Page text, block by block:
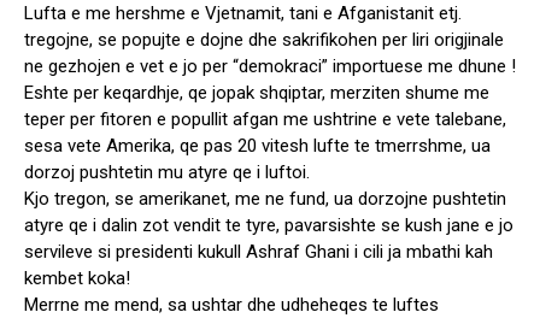
Lufta e me hershme e Vjetnamit, tani e Afganistanit etj.
tregojne, se popujte e dojne dhe sakrifikohen per liri origjinale
ne gezhojen e vet e jo per “demokraci” importuese me dhune !
Eshte per keqardhje, qe jopak shqiptar, merziten shume me
teper per fitoren e popullit afgan me ushtrine e vete talebane,
sesa vete Amerika, qe pas 20 vitesh lufte te tmerrshme, ua
dorzoj pushtetin mu atyre qe i luftoi.
Kjo tregon, se amerikanet, me ne fund, ua dorzojne pushtetin
atyre qe i dalin zot vendit te tyre, pavarsishte se kush jane e jo
servileve si presidenti kukull Ashraf Ghani i cili ja mbathi kah
kembet koka!
Merrne me mend, sa ushtar dhe udheheqes te luftes